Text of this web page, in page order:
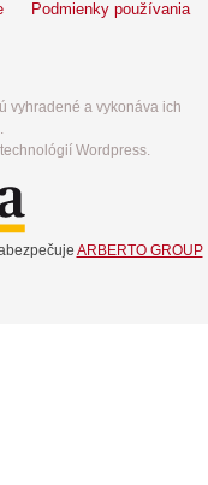
Podmienky používania
vyhradené a vykonáva ich
Wordpress.
ARBERTO GROUP